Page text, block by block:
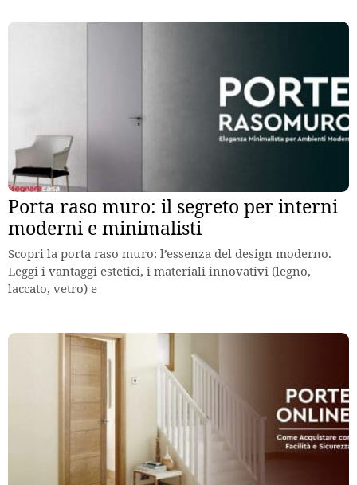
Porta raso muro: il segreto per interni
moderni e minimalisti
Scopri la porta raso muro: l’essenza del design moderno.
Leggi i vantaggi estetici, i materiali innovativi (legno,
laccato, vetro) e